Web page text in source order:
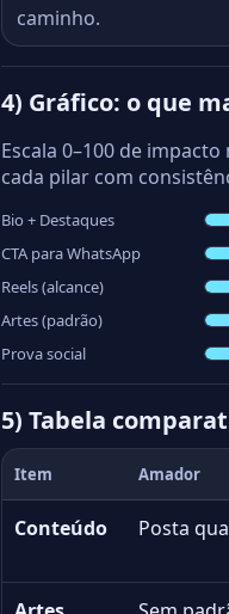
caminho.
4) Gráfico: o que
Escala 0–100 de
cada pilar com
Bio + Destaques
CTA para WhatsApp
Reels (alcance)
Artes (padrão)
Prova social
5) Tabela
Item Amador
Conteúdo Posta